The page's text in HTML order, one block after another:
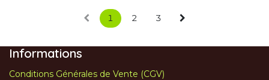
1 2 3
Informations
Conditions Générales de Vente (CGV)